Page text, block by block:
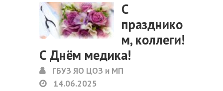
С
празднико
м, коллеги!
С Днём медика!
ГБУЗ ЯО ЦОЗ и МП
14.06.2025